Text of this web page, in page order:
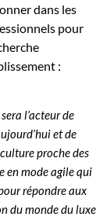
dans les
pour
:
l’acteur de
et de
proche des
en mode agile qui
répondre aux
du monde du luxe